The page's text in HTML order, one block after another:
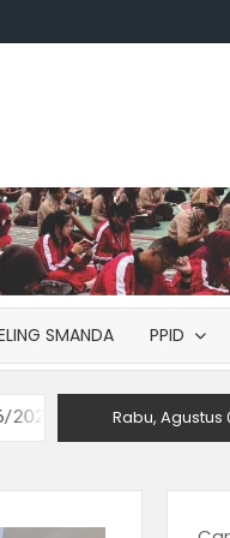
SMANDA PPID
TES Rabu, Agustus